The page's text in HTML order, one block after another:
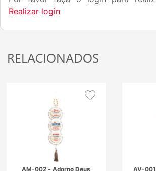
Realizar login
RELACIONADOS